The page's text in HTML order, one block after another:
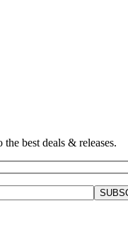
best deals & releases.